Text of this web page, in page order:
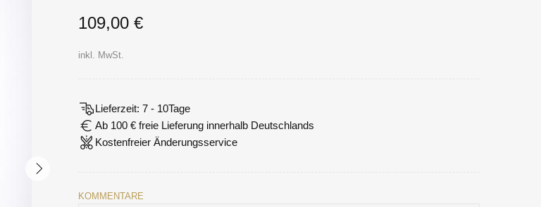
109,00 €
inkl. MwSt.
Lieferzeit: 7 - 10Tage
Ab 100 € freie Lieferung innerhalb Deutschlands
Kostenfreier Änderungsservice
KOMMENTARE